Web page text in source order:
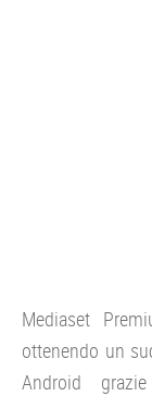
Mediaset
ottenendo un
Android